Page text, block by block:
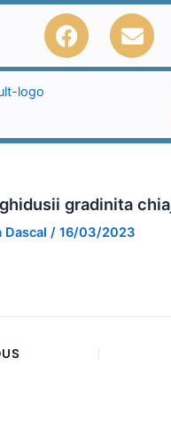
F
a
c
o
E
n
v
o
gradinita
Dascal / 16/03/2023